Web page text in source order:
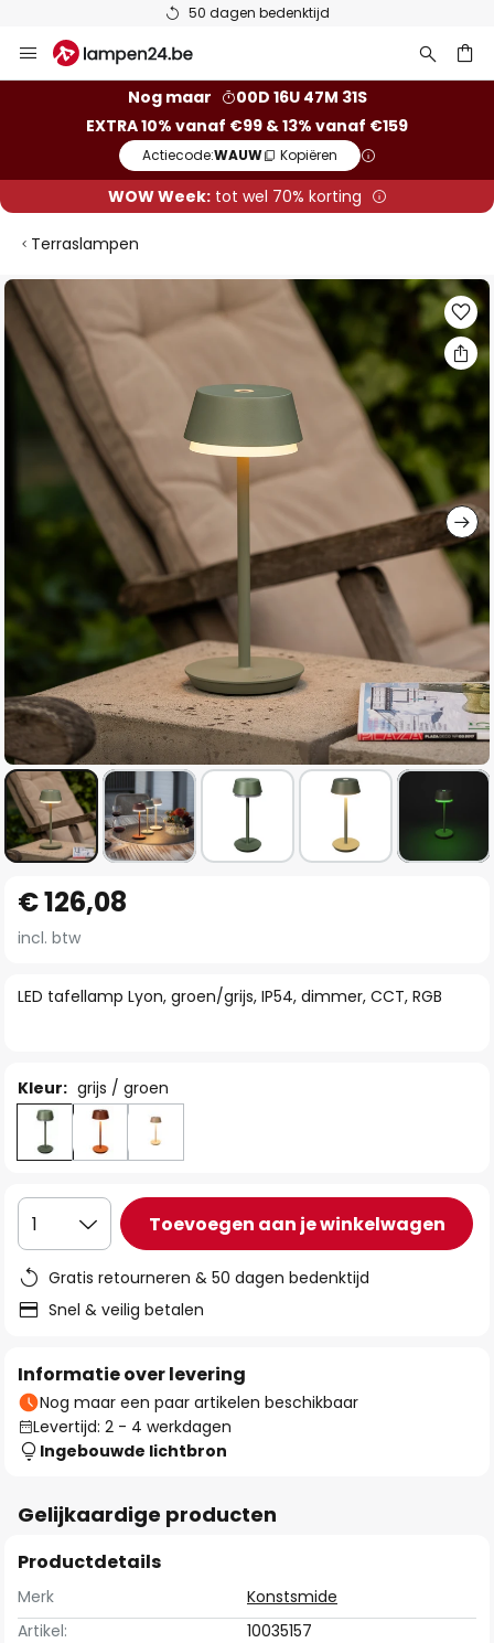
50 dagen bedenktijd
naar
Nog maar
00D 16U 47M 30S
EXTRA 10% vanaf €99 & 13% vanaf €159
Actiecode:WAUW Kopiëren
WOW Week:tot wel 70% korting
Terraslampen
Ga
naar
het
einde
van
afbeeldingen-
gallerij
naar
het
van
LED tafellamp Lyon, groen/grijs, IP54, dimmer, CCT, RGB
€ 126,08
incl. btw
Kleur: grijs / groen
1 Toevoegen aan je winkelwagen
Gratis retourneren & 50 dagen bedenktijd
Snel & veilig betalen
Informatie over levering
Nog maar een paar artikelen beschikbaar
Levertijd: 2 - 4 werkdagen
Ingebouwde lichtbron
Gelijkaardige producten
Productdetails
Merk
Konstsmide
Artikel:
10035157